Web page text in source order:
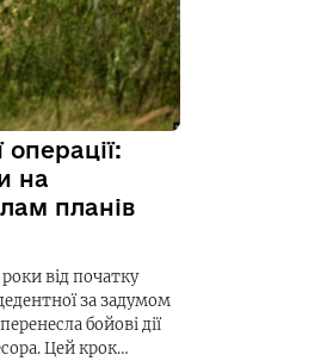
на
планів
від початку
за задумом
бойові дії
Цей крок…